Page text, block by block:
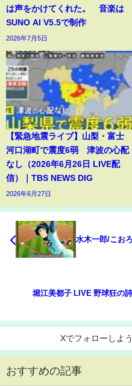
は声をかけてくれた。 音楽は
SUNO AI V5.5で制作
2026年7月5日
【緊急地震ライブ】山梨・富士
河口湖町で震度6弱 津波の心配
なし（2026年6月26日 LIVE配
信）｜TBS NEWS DIG
2026年6月27日
水木一郎/こお
堀江美都子 LIVE 野球狂の
Xでフォローしよう
おすすめの記事